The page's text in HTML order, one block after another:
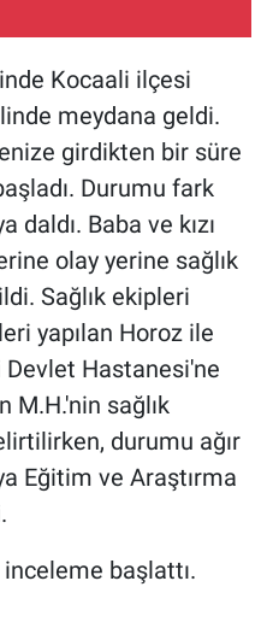
Kocaali ilçesi
meydana geldi.
girdikten bir süre
Durumu fark
daldı. Baba ve kızı
olay yerine sağlık
Sağlık ekipleri
yapılan Horoz ile
Devlet Hastanesi'ne
M.H.'nin sağlık
durumu ağır
Eğitim ve Araştırma
başlattı.